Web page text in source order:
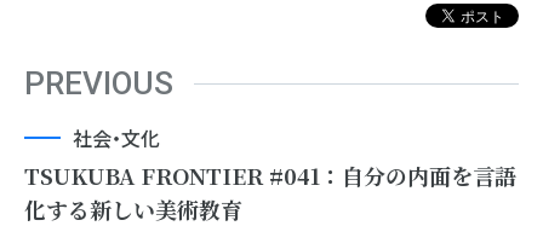
PREVIOUS
社会・文化
TSUKUBA FRONTIER #041：自分の内面を言語
化する新しい美術教育